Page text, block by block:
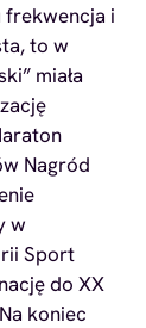
frekwencja i
to w
miała
Nagród
w
Sport
do XX
koniec